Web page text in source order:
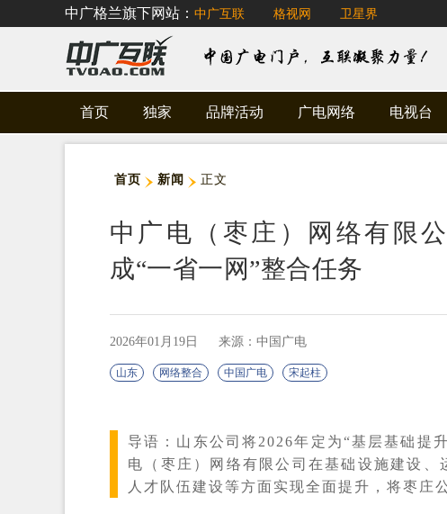
中广格兰旗下网站： 中广互联 格视网 卫星界
首页 独家 品牌活动 广电网络 电视台
首页 新闻 正文
中广电（枣庄）网络有限
成“一省一网”整合任务
2026年01月19日 来源：中国广电
山东 网络整合 中国广电 宋起柱
导语： 山东公司将2026年定为“基层基础提
电（枣庄）网络有限公司在基础设施建设、
人才队伍建设等方面实现全面提升，将枣庄